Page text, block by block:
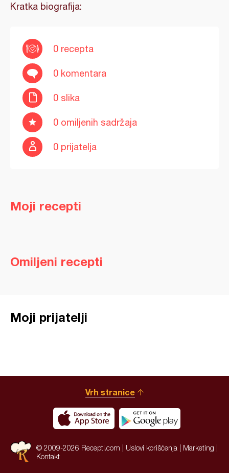
Kratka biografija:
0 recepta
0 komentara
0 slika
0 omiljenih sadržaja
0 prijatelja
Moji recepti
Omiljeni recepti
Moji prijatelji
Vrh stranice
© 2009-2026 Recepti.com | Uslovi korišćenja Marketing
Kontakt